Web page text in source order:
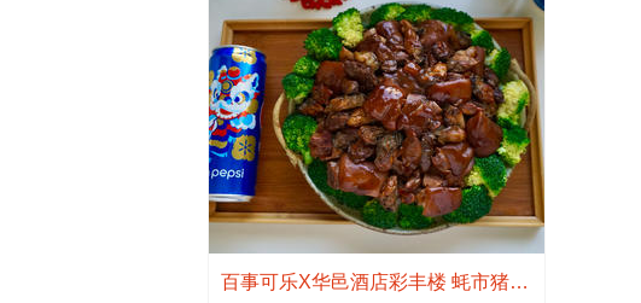
百事可乐X华邑酒店彩丰楼 蚝市猪手扣香糯